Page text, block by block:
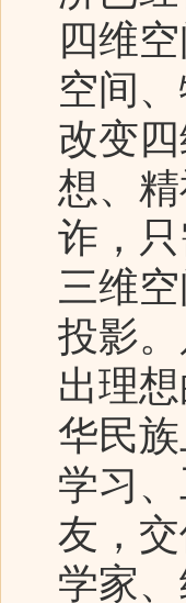
四维
空间
改变
想、
诈，
三维
投影
出理
华民
学习
友，
学家